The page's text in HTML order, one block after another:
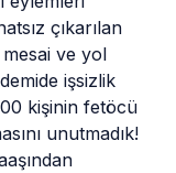
çıkarılan
ve yol
işsizlik
kişinin fetöcü
unutmadık!